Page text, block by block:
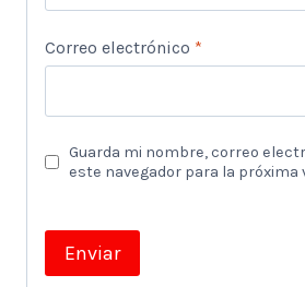
Correo electrónico *
Guarda mi nombre, correo
este navegador para la próxima